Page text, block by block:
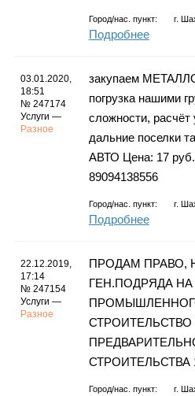
Город/нас. пункт: г.
Подробнее
03.01.2020,
18:51
№ 247174
Услуги —
Разное
закупаем
погрузка нашими
сложности,
дальние поселки
АВТО Цена: 17 руб.
89094138556
Город/нас. пункт: г.
Подробнее
22.12.2019,
17:14
№ 247154
Услуги —
Разное
ПРОДАМ ПРАВО,
ГЕН.ПОДРЯДА
СТРОИТЕЛЬСТВА
Город/нас. пункт: г.